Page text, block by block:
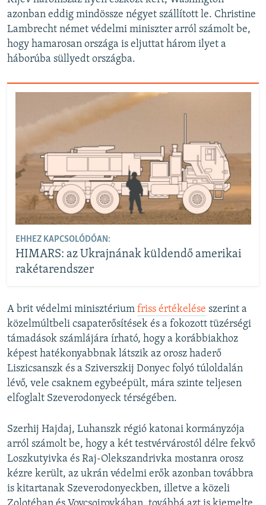
azonban eddig mindössze négyet szállított le. Christine
Lambrecht német védelmi miniszter arról számolt be,
hogy hamarosan országa is eljuttat három ilyet a
háborúba süllyedt országba.
EHHEZ KAPCSOLÓDÓAN:
HIMARS: az Ukrajnának küldendő amerikai
rakétarendszer
A brit védelmi minisztérium friss értékelése szerint a
közelmúltbeli csapaterősítések és a fokozott tüzérségi
támadások számlájára írható, hogy a korábbiakhoz
képest hatékonyabbnak látszik az orosz haderő
Liszicsanszk és a Sziverszkij Donyec folyó túloldalán
lévő, vele csaknem egybeépült, mára szinte teljesen
elfoglalt Szeverodonyeck térségében.
Szerhij Hajdaj, Luhanszk régió katonai kormányzója
arról számolt be, hogy a két testvérvárostól délre fekvő
Loszkutyivka és Raj-Olekszandrivka mostanra orosz
kézre került, az ukrán védelmi erők azonban továbbra
is kitartanak Szeverodonyeckben, illetve a közeli